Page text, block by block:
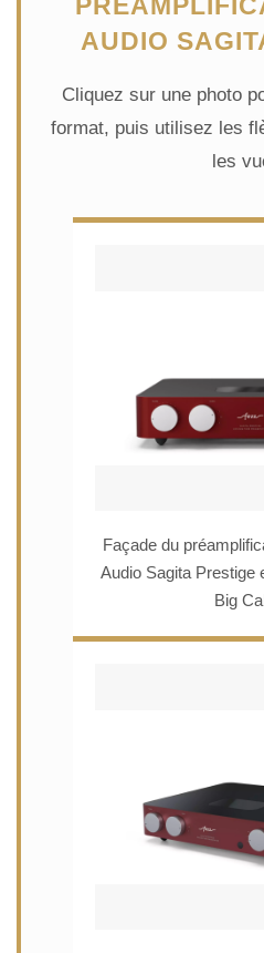
AUDIO
Cliquez sur une photo
format, puis utilisez les
les
Façade du
Audio Sagita Prestige
Big